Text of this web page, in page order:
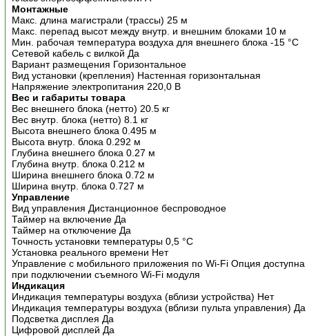
Монтажные
Макс. длина магистрали (трассы) 25 м
Макс. перепад высот между внутр. и внешним блоками 10 м
Мин. рабочая температура воздуха для внешнего блока -15 °С
Сетевой кабель с вилкой Да
Вариант размещения Горизонтальное
Вид установки (крепления) Настенная горизонтальная
Напряжение электропитания 220,0 В
Вес и габариты товара
Вес внешнего блока (нетто) 20.5 кг
Вес внутр. блока (нетто) 8.1 кг
Высота внешнего блока 0.495 м
Высота внутр. блока 0.292 м
Глубина внешнего блока 0.27 м
Глубина внутр. блока 0.212 м
Ширина внешнего блока 0.72 м
Ширина внутр. блока 0.727 м
Управление
Вид управления Дистанционное беспроводное
Таймер на включение Да
Таймер на отключение Да
Точность установки температуры 0,5 °С
Установка реального времени Нет
Управление c мобильного приложения по Wi-Fi Опция доступна
при подключении съемного Wi-Fi модуля
Индикация
Индикация температуры воздуха (вблизи устройства) Нет
Индикация температуры воздуха (вблизи пульта управления) Да
Подсветка дисплея Да
Цифровой дисплей Да